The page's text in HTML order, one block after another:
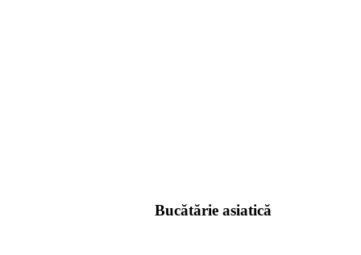
Bucătărie asiatică